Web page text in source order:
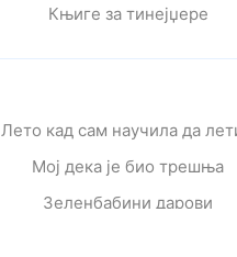
Књиге за тинејџере
Лето кад сам научила да
Мој дека је био трешња
Зеленбабини дарови